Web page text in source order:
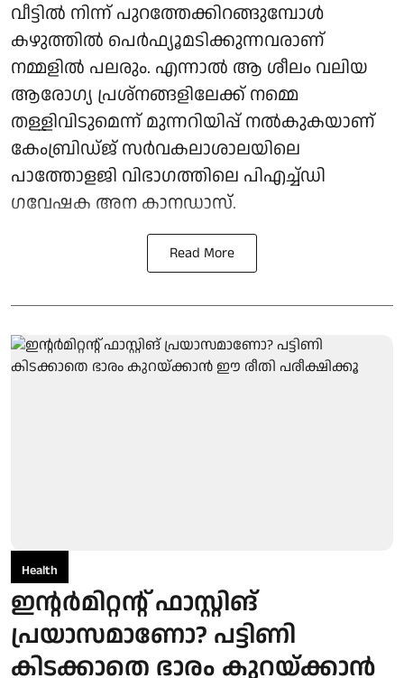
വീട്ടിൽ നിന്ന് പുറത്തേക്കിറങ്ങുമ്പോൾ
കഴുത്തിൽ പെർഫ്യൂമടിക്കുന്നവരാണ്
നമ്മളിൽ പലരും. എന്നാൽ ആ ശീലം വലിയ
ആരോ​ഗ്യ പ്രശ്നങ്ങളിലേക്ക് നമ്മെ
തള്ളിവിടുമെന്ന് മുന്നറിയിപ്പ് നൽകുകയാണ്
കേംബ്രിഡ്ജ് സർവകലാശാലയിലെ
പാത്തോളജി വിഭാഗത്തിലെ പിഎച്ച്ഡി
ഗവേഷക അന കാനഡാസ്.
Read More
Health
ഇന്റര്‍മിറ്റന്റ് ഫാസ്റ്റിങ്
പ്രയാസമാണോ? പട്ടിണി
കിടക്കാതെ ഭാരം കുറയ്ക്കാന്‍